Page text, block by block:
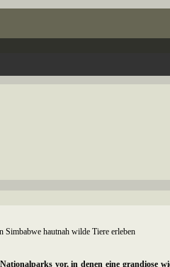
vor, in denen eine grandiose